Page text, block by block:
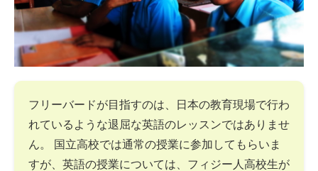
フリーバードが目指すのは、日本の教育現場で行わ
れているような退屈な英語のレッスンではありませ
ん。 国立高校では通常の授業に参加してもらいま
すが、英語の授業については、フィジー人高校生が